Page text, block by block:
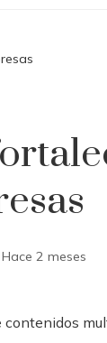
Hace 2 meses